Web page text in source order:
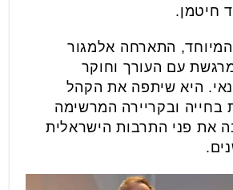
חיטמן.
התארחה אלמגור
עם העורך וחוקר
היא שיתפה את הקהל
בחייה ובקריירה המרשימה
את פני התרבות הישראלית